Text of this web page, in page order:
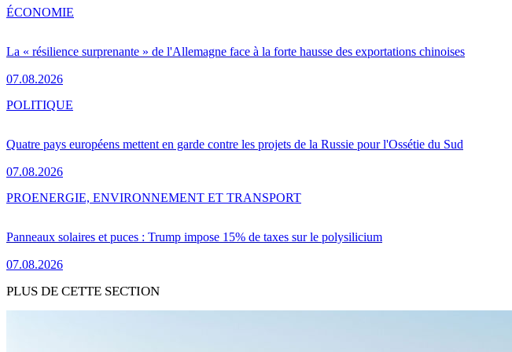
La « résilience surprenante » de l'Allemagne face à la forte hausse des exportations chinoises
07.08.2026
ÉCONOMIE
Quatre pays européens mettent en garde contre les projets de la Russie pour l'Ossétie du Sud
07.08.2026
POLITIQUE
Panneaux solaires et puces : Trump impose 15% de taxes sur le polysilicium
07.08.2026
PROENERGIE, ENVIRONNEMENT ET TRANSPORT
PLUS DE CETTE SECTION